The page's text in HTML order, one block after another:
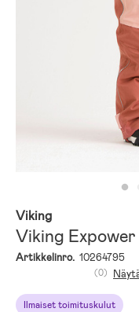
Viking
Viking
Artikkelinro. 10264795
Ilmaiset toimituskulut
(0)